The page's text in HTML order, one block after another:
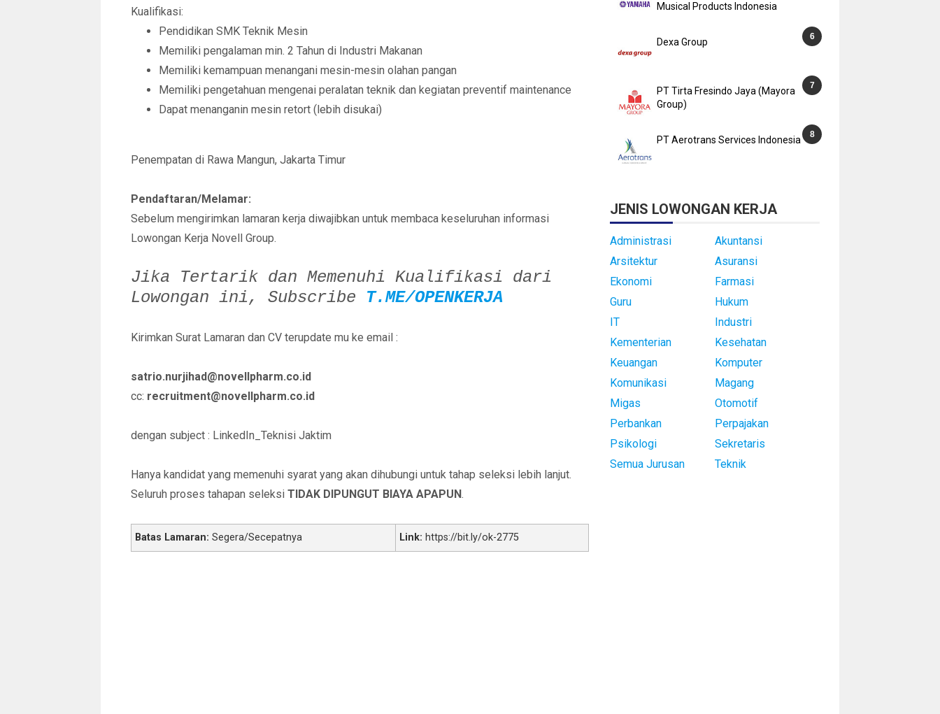
Kualifikasi:
Pendidikan SMK Teknik Mesin
Memiliki pengalaman min. 2 Tahun di Industri Makanan
Memiliki kemampuan menangani mesin-mesin olahan pangan
Memiliki pengetahuan mengenai peralatan teknik dan kegiatan preventif maintenance
Dapat menanganin mesin retort (lebih disukai)
Penempatan di Rawa Mangun, Jakarta Timur
Pendaftaran/Melamar:
Sebelum mengirimkan lamaran kerja diwajibkan untuk membaca keseluruhan informasi
Lowongan Kerja Novell Group.
Jika Tertarik dan Memenuhi Kualifikasi dari
Lowongan ini, Subscribe T.ME/OPENKERJA
Kirimkan Surat Lamaran dan CV terupdate mu ke email :
satrio.nurjihad@novellpharm.co.id
cc: recruitment@novellpharm.co.id
dengan subject : LinkedIn_Teknisi Jaktim
Hanya kandidat yang memenuhi syarat yang akan dihubungi untuk tahap seleksi lebih lanjut.
Seluruh proses tahapan seleksi TIDAK DIPUNGUT BIAYA APAPUN.
Batas Lamaran: Segera/Secepatnya Link: https://bit.ly/ok-2775
Musical Products Indonesia
Dexa Group
PT Tirta Fresindo Jaya (Mayora
Group)
PT Aerotrans Services Indonesia
JENIS LOWONGAN KERJA
Administrasi
Akuntansi
Arsitektur
Asuransi
Ekonomi
Farmasi
Guru
Hukum
IT
Industri
Kementerian
Kesehatan
Keuangan
Komputer
Komunikasi
Magang
Migas
Otomotif
Perbankan
Perpajakan
Psikologi
Sekretaris
Semua Jurusan
Teknik